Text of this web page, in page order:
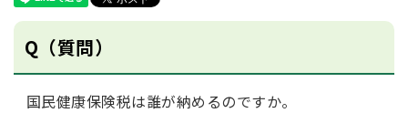
Q（質問）
国民健康保険税は誰が納めるのですか。